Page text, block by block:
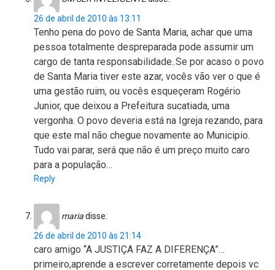
26 de abril de 2010 às 13:11
Tenho pena do povo de Santa Maria, achar que uma
pessoa totalmente despreparada pode assumir um
cargo de tanta responsabilidade..Se por acaso o povo
de Santa Maria tiver este azar, vocês vão ver o que é
uma gestão ruim, ou vocês esqueçeram Rogério
Junior, que deixou a Prefeitura sucatiada, uma
vergonha. O povo deveria está na Igreja rezando, para
que este mal não chegue novamente ao Municipio.
Tudo vai parar, será que não é um preço muito caro
para a população…
Reply
mariadisse:
26 de abril de 2010 às 21:14
caro amigo “A JUSTIÇA FAZ A DIFERENÇA”…
primeiro,aprende a escrever corretamente depois vc